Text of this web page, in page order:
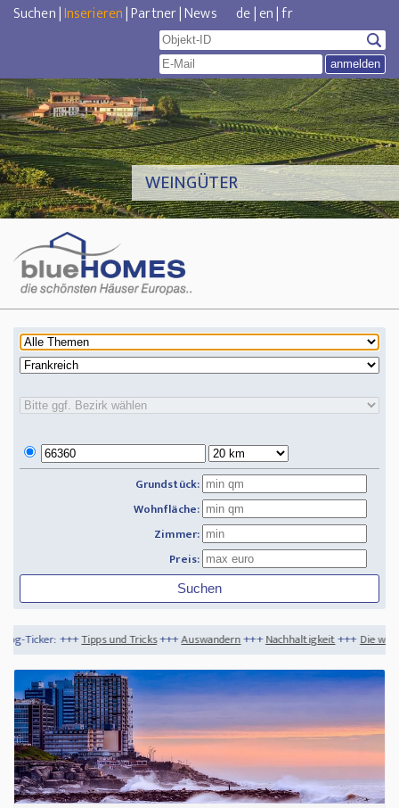
Suchen|Inserieren|Partner|News de|en|fr
WEINGÜTER
Grundstück:
Wohnfläche:
Zimmer:
Preis:
und Tricks+++Auswandern+++Nachhaltigkeit+++Die wichtigsten